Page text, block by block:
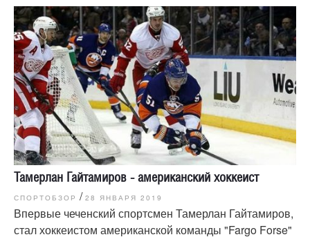
Тамерлан Гайтамиров - американский хоккеист
СПОРТОБЗОР / 28 ЯНВАРЯ 2019
Впервые чеченский спортсмен Тамерлан Гайтамиров,
стал хоккеистом американской команды "Fargo Forse"